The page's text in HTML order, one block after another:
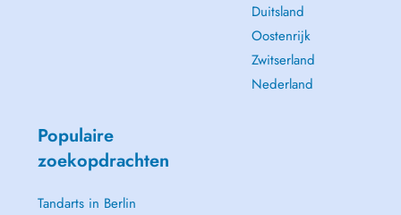
Duitsland
Oostenrijk
Zwitserland
Nederland
Populaire
zoekopdrachten
Tandarts in Berlin